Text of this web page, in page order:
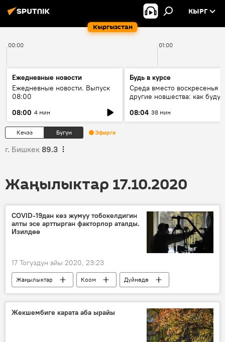
Кыргызстан
КЫРГ
00:00 01:00
Ежедневные новости
Ежедневные новости. Выпуск
08:00
08:00 4 мин
Будь в курсе
Среда вместо воскресенья и
другие новшества: как будут
08:04 38 мин
Кечээ Бүгүн Эфирге
г. Бишкек 89.3
Жаңылыктар 17.10.2020
COVID-19дан көз жумуу тобокелдигин
алты эсе арттырган факторлор аталды.
Изилдөө
17 Тогуздун айы 2020, 23:23
Жаңылыктар Коом
Дүйнөдө
коронавирус
окумуштуулар
иликтөө
Жекшембиге карата аба ырайы